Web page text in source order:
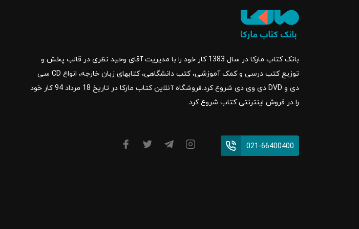
بانک کتاب مارکا در سال 1383 کار خود را با مدیریت آقای وحید نظری در قالب پخش و
توزیع کتب درسی و کمک آموزشی، کتب دانشگاهی، کتابهای زبان خارجه، انواع CD سی
دی و DVD دی وی دی شروع کرد.فروشگاه آنلاین کتاب مارکا در تاریخ 18 مرداد 94 کار خود
را در فروش اینترنتی کتاب شروع کرد.
021-66400400